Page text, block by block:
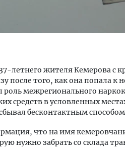
летнего жителя Кемерова с
после того, как она попала к
межрегионального
средств в условленных
бесконтактным
что на имя
нужно забрать со склада
Архитектурный код